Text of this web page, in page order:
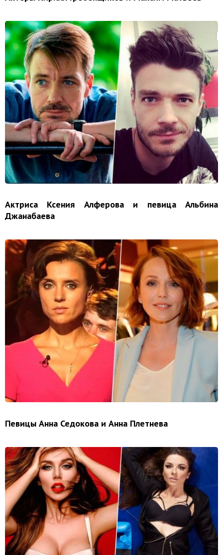
Актриса Ксения Алферова и певица Альбина
Джанабаева
Певицы Анна Седокова и Анна Плетнева